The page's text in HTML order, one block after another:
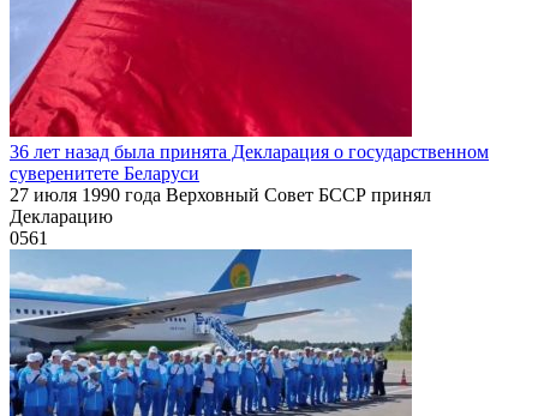
36 лет назад была принята Декларация о государственном
суверенитете Беларуси
27 июля 1990 года Верховный Совет БССР принял
Декларацию
0561